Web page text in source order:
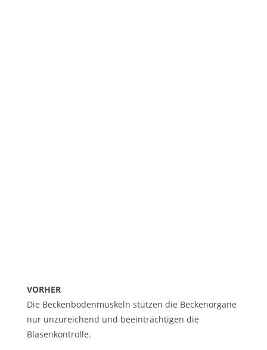
VORHER
Die Beckenbodenmuskeln stützen die Beckenorgane
nur unzureichend und beeinträchtigen die
Blasenkontrolle.